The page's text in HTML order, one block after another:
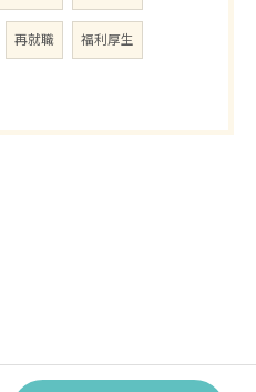
再就職 福利厚生